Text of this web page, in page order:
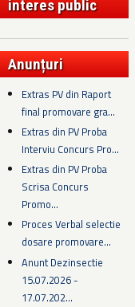
interes public
Anunțuri
Extras PV din Raport
final promovare gra...
Extras din PV Proba
Interviu Concurs Pro...
Extras din PV Proba
Scrisa Concurs
Promo...
Proces Verbal selectie
dosare promovare...
Anunt Dezinsectie
15.07.2026 -
17.07.202...